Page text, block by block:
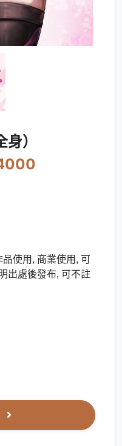
）
使用, 商業使用, 可
出處後發布, 可不註